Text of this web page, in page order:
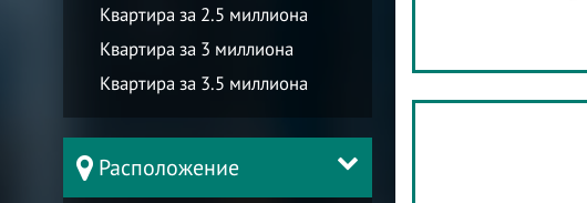
Квартира за 2.5 миллиона
Квартира за 3 миллиона
Квартира за 3.5 миллиона
Расположение